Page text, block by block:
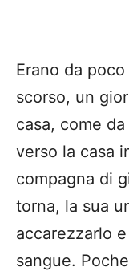
Erano da
scorso, un
casa, come
verso la casa
compagna di
torna, la sua
accarezzarlo
sangue.